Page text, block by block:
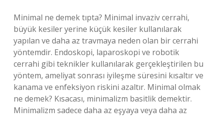
Minimal ne demek tıpta? Minimal invaziv cerrahi,
büyük kesiler yerine küçük kesiler kullanılarak
yapılan ve daha az travmaya neden olan bir cerrahi
yöntemdir. Endoskopi, laparoskopi ve robotik
cerrahi gibi teknikler kullanılarak gerçekleştirilen bu
yöntem, ameliyat sonrası iyileşme süresini kısaltır ve
kanama ve enfeksiyon riskini azaltır. Minimal olmak
ne demek? Kısacası, minimalizm basitlik demektir.
Minimalizm sadece daha az eşyaya veya daha az